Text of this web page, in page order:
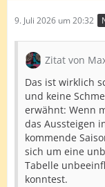
9. Juli 2026 um 20:32
Zitat von
Das ist wirklich
und keine
erwähnt: Wenn
das Aussteigen
kommende
sich um eine
Tabelle
konntest.